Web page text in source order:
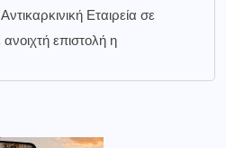
Εταιρεία σε
επιστολή η